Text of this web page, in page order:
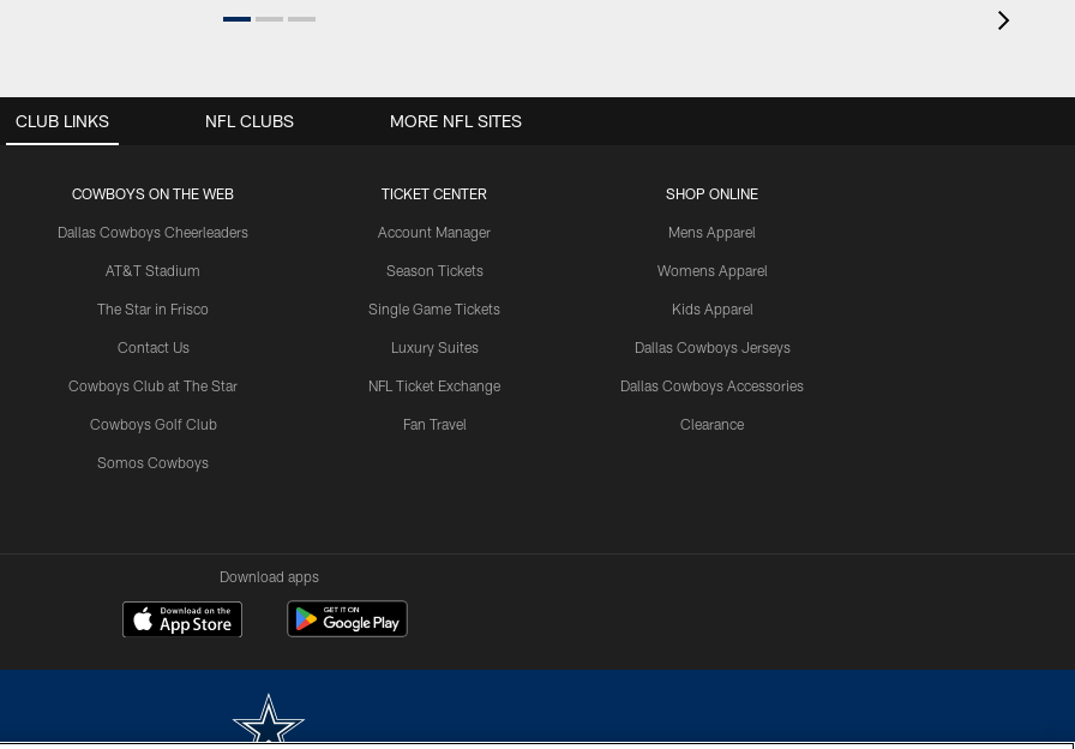
CLUB LINKS
COWBOYS ON THE WEB
Dallas Cowboys Cheerleaders
AT&T Stadium
The Star in Frisco
Contact Us
Cowboys Club at The Star
Cowboys Golf Club
Somos Cowboys
TICKET CENTER
Account Manager
Season Tickets
Single Game Tickets
Luxury Suites
NFL Ticket Exchange
Fan Travel
SHOP ONLINE
Mens Apparel
Womens Apparel
Kids Apparel
Dallas Cowboys Jerseys
Dallas Cowboys Accessories
Clearance
NFL CLUBS MORE NFL SITES
Download apps